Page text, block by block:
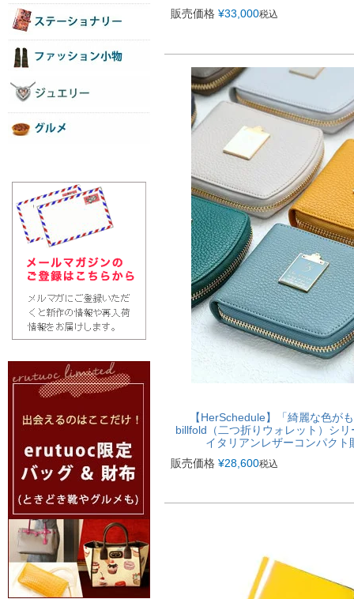
販売価格 ¥33,000税込
【HerSchedule】「綺麗な色
billfold（二つ折りウォレット）
イタリアンレザーコンパク
販売価格 ¥28,600税込